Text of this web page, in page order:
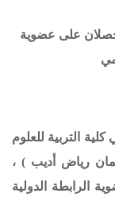
يحصلان على عضوية
التربية للعلوم
رياض أديب ) ،
الرابطة الدولية